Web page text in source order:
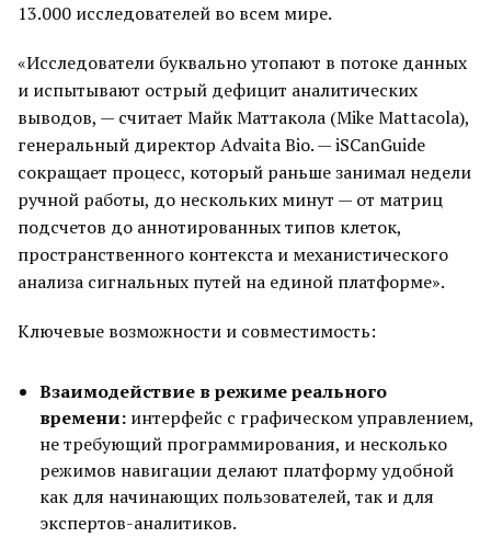
13.000 исследователей во всем мире.
«Исследователи буквально утопают в потоке данных
и испытывают острый дефицит аналитичеcких
выводов, — считает Майк Маттакола (Mike Mattacola),
генеральный директор Advaita Bio. — iSCanGuide
сокращает процесс, который раньше занимал недели
ручной работы, до нескольких минут — от матриц
подсчетов до аннотированных типов клеток,
пространственного контекста и механистического
анализа сигнальных путей на единой платформе».
Ключевые возможности и совместимость:
Взаимодействие в режиме реального
времени: интерфейс с графическом управлением,
не требующий программирования, и несколько
режимов навигации делают платформу удобной
как для начинающих пользователей, так и для
экспертов-аналитиков.